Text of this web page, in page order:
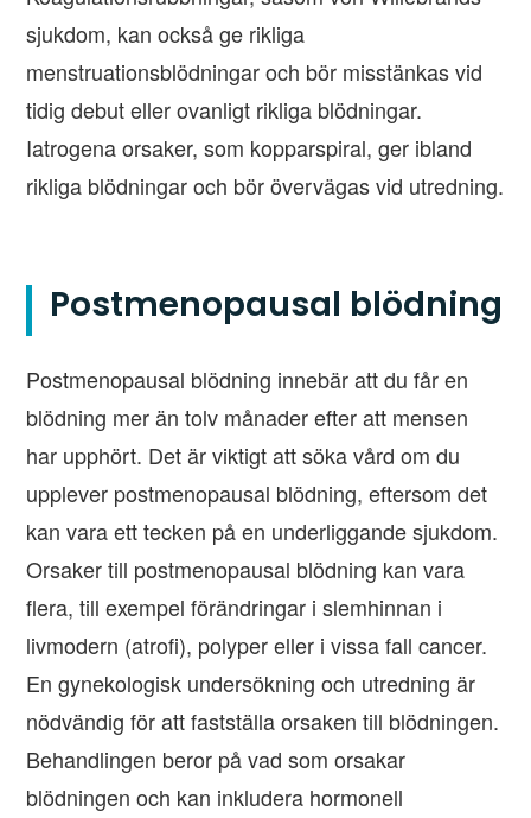
sjukdom, kan också ge rikliga
menstruationsblödningar och bör misstänkas vid
tidig debut eller ovanligt rikliga blödningar.
Iatrogena orsaker, som kopparspiral, ger ibland
rikliga blödningar och bör övervägas vid utredning.
Postmenopausal blödning
Postmenopausal blödning innebär att du får en
blödning mer än tolv månader efter att mensen
har upphört. Det är viktigt att söka vård om du
upplever postmenopausal blödning, eftersom det
kan vara ett tecken på en underliggande sjukdom.
Orsaker till postmenopausal blödning kan vara
flera, till exempel förändringar i slemhinnan i
livmodern (atrofi), polyper eller i vissa fall cancer.
En gynekologisk undersökning och utredning är
nödvändig för att fastställa orsaken till blödningen.
Behandlingen beror på vad som orsakar
blödningen och kan inkludera hormonell